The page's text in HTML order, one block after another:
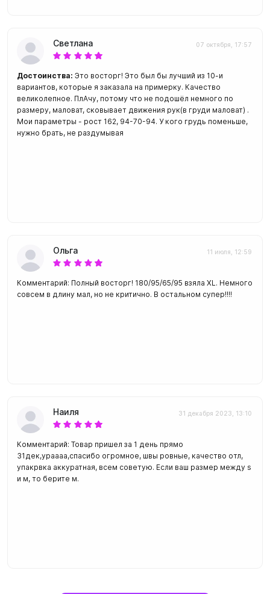
Светлана 07 октября, 17:57
Достоинства: Это восторг! Это был бы лучший из 10-и
вариантов, которые я заказала на примерку. Качество
великолепное. ПлАчу, потому что не подошёл немного по
размеру, маловат, сковывает движения рук(в груди маловат) .
Мои параметры - рост 162, 94-70-94. У кого грудь поменьше,
нужно брать, не раздумывая
Ольга 11 июля, 12:59
Комментарий: Полный восторг! 180/95/65/95 взяла XL. Немного
совсем в длину мал, но не критично. В остальном супер!!!!
Наиля 31 декабря 2023, 13:10
Комментарий: Товар пришел за 1 день прямо
31дек,ураааа,спасибо огромное, швы ровные, качество отл,
упакрвка аккуратная, всем советую. Если ваш размер между s
и м, то берите м.